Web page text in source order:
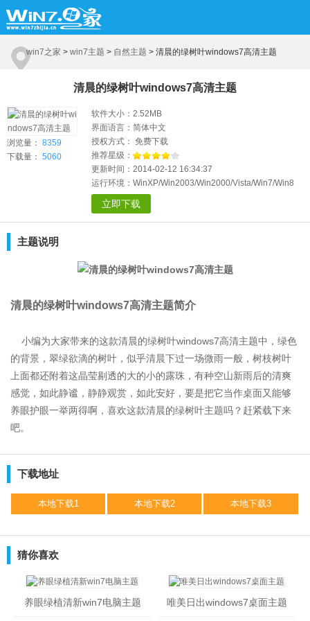
win7之家 > win7主题 > 自然主题 > 清晨的绿树叶windows7高清主题
清晨的绿树叶windows7高清主题
浏览量： 8359
下载量： 5060
软件大小：2.52MB
界面语言：简体中文
授权方式： 免费下载
推荐星级：
更新时间：2014-02-12 16:34:37
运行环境：WinXP/Win2003/Win2000/Vista/Win7/Win8
立即下载
主题说明
清晨的绿树叶windows7高清主题简介
小编为大家带来的这款清晨的绿树叶windows7高清主题中，绿色
的背景，翠绿欲滴的树叶，似乎清晨下过一场微雨一般，树枝树叶
上面都还附着这晶莹剔透的大的小的露珠，有种空山新雨后的清爽
感觉，如此静谧，静静观赏，如此安好，要是把它当作桌面又能够
养眼护眼一举两得啊，喜欢这款清晨的绿树叶主题吗？赶紧载下来
吧。
下载地址
本地下载1 本地下载2 本地下载3
猜你喜欢
养眼绿植清新win7电脑主题 唯美日出windows7桌面主题